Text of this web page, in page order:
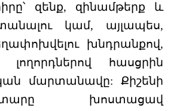
զենք, զինամթերք և
կամ, այլապես,
խնդրանքով,
հասցրին
մարտանավը: Քիշենի
խոստացավ